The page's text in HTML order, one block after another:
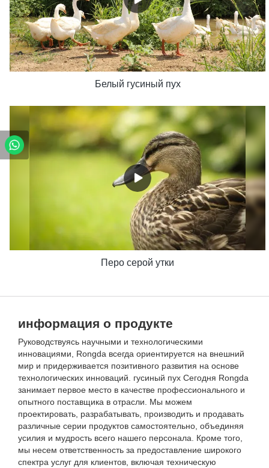
Белый гусиный пух
Перо серой утки
информация о продукте
Руководствуясь научными и технологическими
инновациями, Rongda всегда ориентируется на внешний
мир и придерживается позитивного развития на основе
технологических инноваций. гусиный пух Сегодня Rongda
занимает первое место в качестве профессионального и
опытного поставщика в отрасли. Мы можем
проектировать, разрабатывать, производить и продавать
различные серии продуктов самостоятельно, объединяя
усилия и мудрость всего нашего персонала. Кроме того,
мы несем ответственность за предоставление широкого
спектра услуг для клиентов, включая техническую